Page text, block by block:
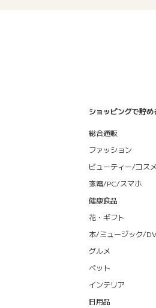
ショッピングで貯め
総合通販
ファッション
ビューティー/コスメ
家電/PC/スマホ
健康食品
花・ギフト
本/ミュージック/
グルメ
ペット
インテリア
日用品